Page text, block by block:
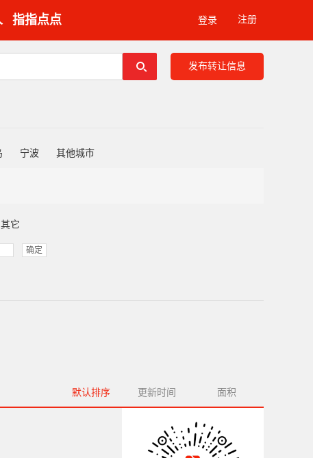
指指点点 登录 注册
发布转让信息
宁波 其他城市
其它
确定
默认排序 更新时间 面积